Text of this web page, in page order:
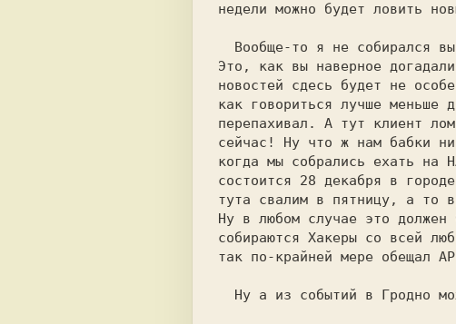
недели можно будет ловить
Это, как вы наверное
новостей сдесь будет не
как говориться лучше меньше
перепахивал. А тут клиент
сейчас! Ну что ж нам бабки
когда мы собрались ехать на
состоится 28 декабря в
тута свалим в пятницу, а то
Ну в любом случае это должен
собираются Хакеры со всей
так по-крайней мере